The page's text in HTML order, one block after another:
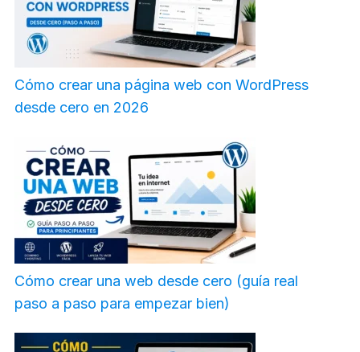
Cómo crear una página web con WordPress
desde cero en 2026
Cómo crear una web desde cero (guía real
paso a paso para empezar bien)